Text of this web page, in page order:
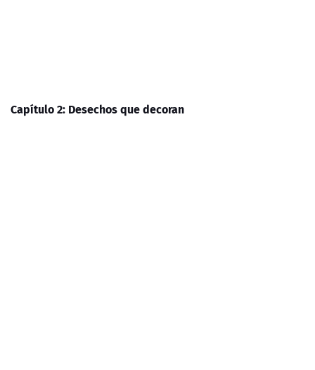
Capítulo 2: Desechos que decoran